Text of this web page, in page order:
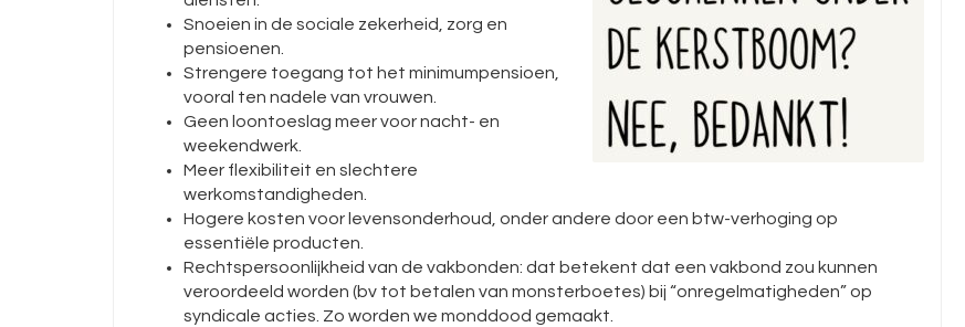
Snoeien in de sociale zekerheid, zorg en
pensioenen.
Strengere toegang tot het minimumpensioen,
vooral ten nadele van vrouwen.
Geen loontoeslag meer voor nacht- en
weekendwerk.
Meer flexibiliteit en slechtere
werkomstandigheden.
Hogere kosten voor levensonderhoud, onder andere door een btw-verhoging op
essentiële producten.
Rechtspersoonlijkheid van de vakbonden: dat betekent dat een vakbond zou kunnen
veroordeeld worden (bv tot betalen van monsterboetes) bij “onregelmatigheden” op
syndicale acties. Zo worden we monddood gemaakt.